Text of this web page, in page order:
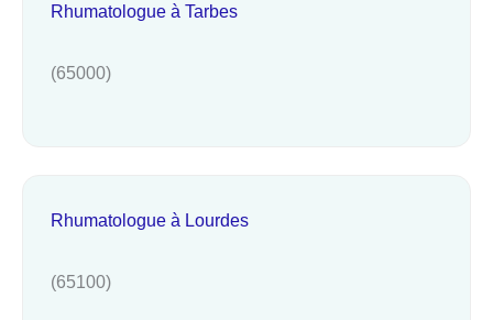
Rhumatologue à Tarbes
(65000)
Rhumatologue à Lourdes
(65100)